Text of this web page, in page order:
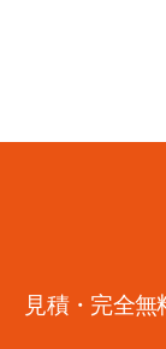
見積・完全